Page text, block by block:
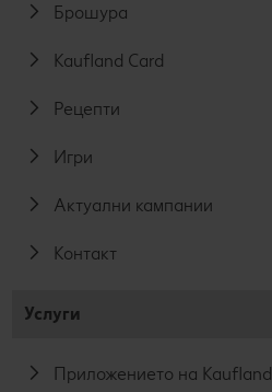
Брошура
Kaufland Card
Рецепти
Игри
Актуални кампании
Контакт
Услуги
Приложението на Kaufland